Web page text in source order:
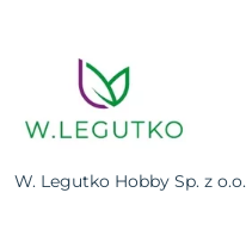
W. Legutko Hobby Sp. z o.o.